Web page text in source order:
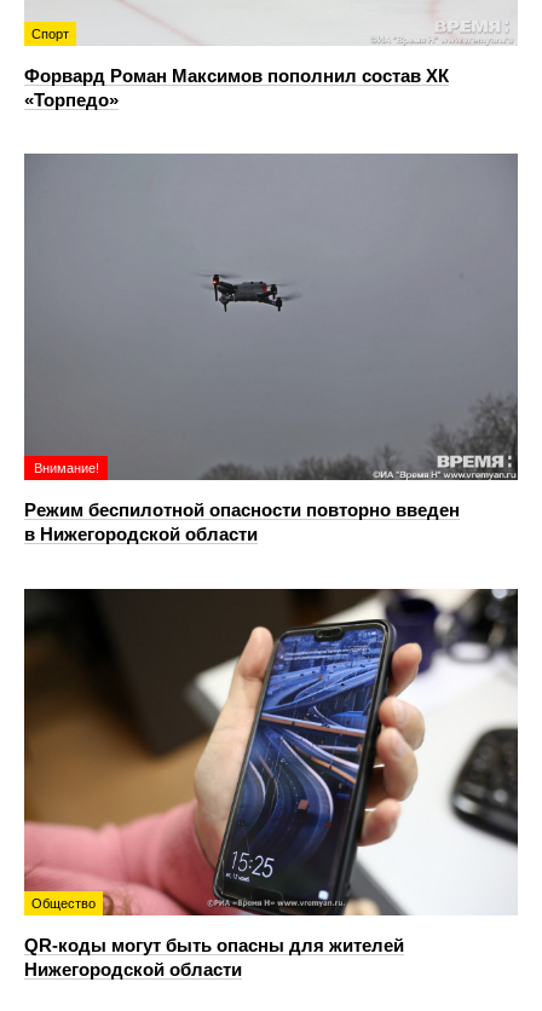
Спорт
Форвард Роман Максимов пополнил состав ХК
«Торпедо»
Внимание!
Режим беспилотной опасности повторно введен
в Нижегородской области
Общество
QR-коды могут быть опасны для жителей
Нижегородской области